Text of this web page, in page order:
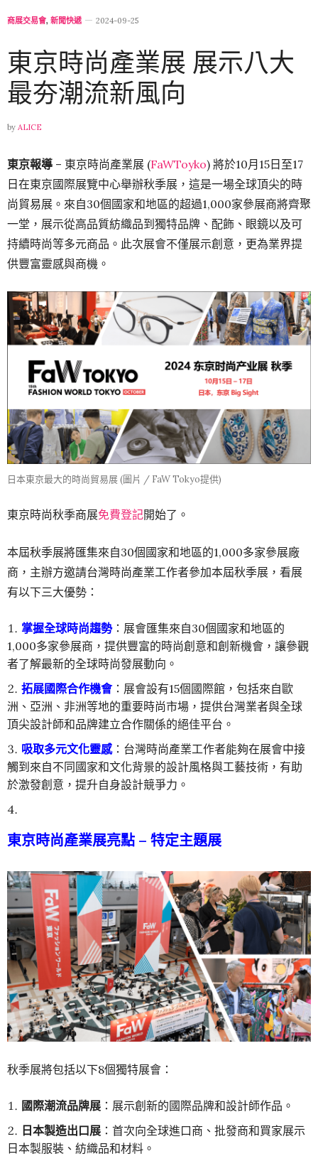
商展交易會, 新聞快遞 2024-09-25
東京時尚產業展 展示八大
最夯潮流新風向
by ALICE
東京報導 – 東京時尚產業展 (FaWToyko) 將於10月15日至17
日在東京國際展覽中心舉辦秋季展，這是一場全球頂尖的時
尚貿易展。來自30個國家和地區的超過1,000家參展商將齊聚
一堂，展示從高品質紡織品到獨特品牌、配飾、眼鏡以及可
持續時尚等多元商品。此次展會不僅展示創意，更為業界提
供豐富靈感與商機。
日本東京最大的時尚貿易展 (圖片 / FaW Tokyo提供)
東京時尚秋季商展免費登記開始了。
本屆秋季展將匯集來自30個國家和地區的1,000多家參展廠
商，主辦方邀請台灣時尚產業工作者參加本屆秋季展，看展
有以下三大優勢：
掌握全球時尚趨勢：展會匯集來自30個國家和地區的
1,000多家參展商，提供豐富的時尚創意和創新機會，讓參觀
者了解最新的全球時尚發展動向。
拓展國際合作機會：展會設有15個國際館，包括來自歐
洲、亞洲、非洲等地的重要時尚市場，提供台灣業者與全球
頂尖設計師和品牌建立合作關係的絕佳平台。
吸取多元文化靈感：台灣時尚產業工作者能夠在展會中接
觸到來自不同國家和文化背景的設計風格與工藝技術，有助
於激發創意，提升自身設計競爭力。
東京時尚產業展亮點 – 特定主題展
秋季展將包括以下8個獨特展會：
國際潮流品牌展 ：展示創新的國際品牌和設計師作品。
日本製造出口展 ：首次向全球進口商、批發商和買家展示
日本製服裝、紡織品和材料。